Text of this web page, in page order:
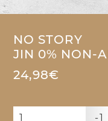
NO STORY
JIN 0% NON-
24,98€
-1